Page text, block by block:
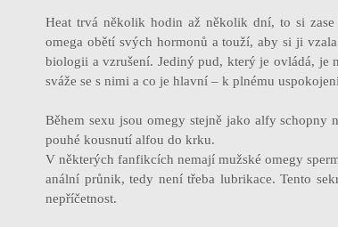
Heat trvá několik hodin až několik dní, to si
omega obětí svých hormonů a touží, aby si ji
biologii a vzrušení. Jediný pud, který je ovládá,
sváže se s nimi a co je hlavní – k plnému
Během sexu jsou omegy stejně jako alfy schopny
pouhé kousnutí alfou do krku.
V některých fanfikcích nemají mužské omegy
anální průnik, tedy není třeba lubrikace. Tento
nepříčetnost.